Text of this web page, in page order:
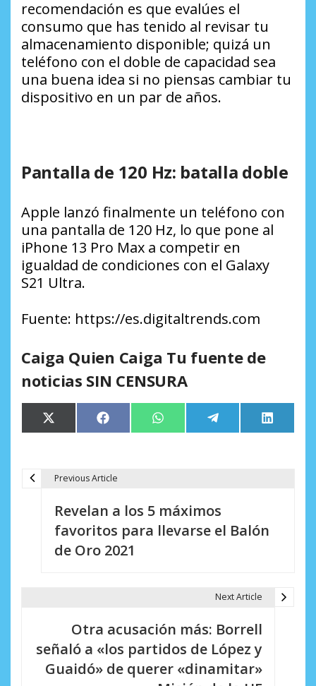
recomendación es que evalúes el
consumo que has tenido al revisar tu
almacenamiento disponible; quizá un
teléfono con el doble de capacidad sea
una buena idea si no piensas cambiar tu
dispositivo en un par de años.
Pantalla de 120 Hz: batalla doble
Apple lanzó finalmente un teléfono con
una pantalla de 120 Hz, lo que pone al
iPhone 13 Pro Max a competir en
igualdad de condiciones con el Galaxy
S21 Ultra.
Fuente: https://es.digitaltrends.com
Caiga Quien Caiga Tu fuente de
noticias SIN CENSURA
Compartir
en
X
(Twitter)
Compartir
en
Facebook Compartir
en
WhatsApp Compartir
en
Telegram
en
LinkedIn
Previous Article
Revelan a los 5 máximos
favoritos para llevarse el Balón
de Oro 2021
Next Article
Otra acusación más: Borrell
señaló a «los partidos de López y
Guaidó» de querer «dinamitar»